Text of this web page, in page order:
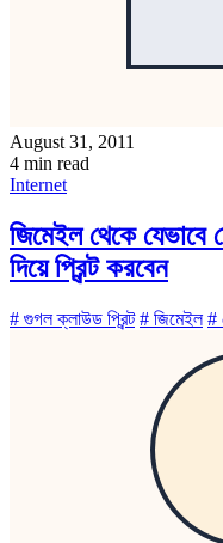
August 31, 2011
4 min read
Internet
জিমেইল থেকে
দিয়ে প্রিন্ট করবেন
# গুগল ক্লাউড প্রিন্ট # জিমেইল #